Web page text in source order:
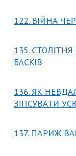
122. ВІЙНА
135.
БАСКІВ
136. ЯК
ЗІПСУВАТИ
137. ПАРИЖ